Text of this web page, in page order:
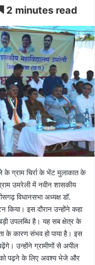
2 minutes read
के ग्राम चिर्रा के भेंट मुलाकात के
उमरेली में नवीन शासकीय
विधानसभा अध्यक्ष डॉ.
किया। इस दौरान उन्होंने कहा
उपलब्धि है। यह सब क्षेत्र के
के कारण संभव हो पाया है। इस
उन्होंने ग्रामीणों से अपील
पढ़ने के लिए अवश्य भेजे और